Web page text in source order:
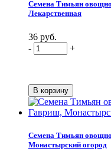
Семена Тимьян
Лекарственная
36 руб.
-
+
Семена Тимьян
Монастырский огород